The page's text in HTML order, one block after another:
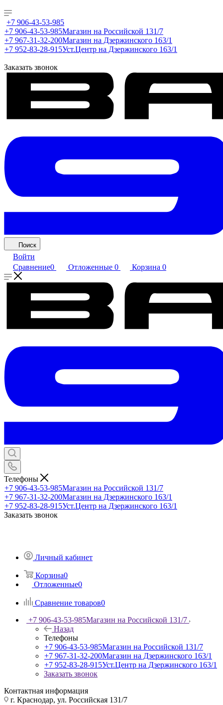
+7 906-43-53-985
+7 906-43-53-985Магазин на Российской 131/7
+7 967-31-32-200Магазин на Дзержинского 163/1
+7 952-83-28-915Уст.Центр на Дзержинского 163/1
Заказать звонок
Поиск
Войти
Сравнение0 Отложенные 0 Корзина 0
Телефоны
+7 906-43-53-985Магазин на Российской 131/7
+7 967-31-32-200Магазин на Дзержинского 163/1
+7 952-83-28-915Уст.Центр на Дзержинского 163/1
Заказать звонок
Личный кабинет
Корзина0
Отложенные0
Сравнение товаров0
+7 906-43-53-985Магазин на Российской 131/7
Назад
Телефоны
+7 906-43-53-985Магазин на Российской 131/7
+7 967-31-32-200Магазин на Дзержинского 163/1
+7 952-83-28-915Уст.Центр на Дзержинского 163/1
Заказать звонок
Контактная информация
г. Краснодар, ул. Российская 131/7